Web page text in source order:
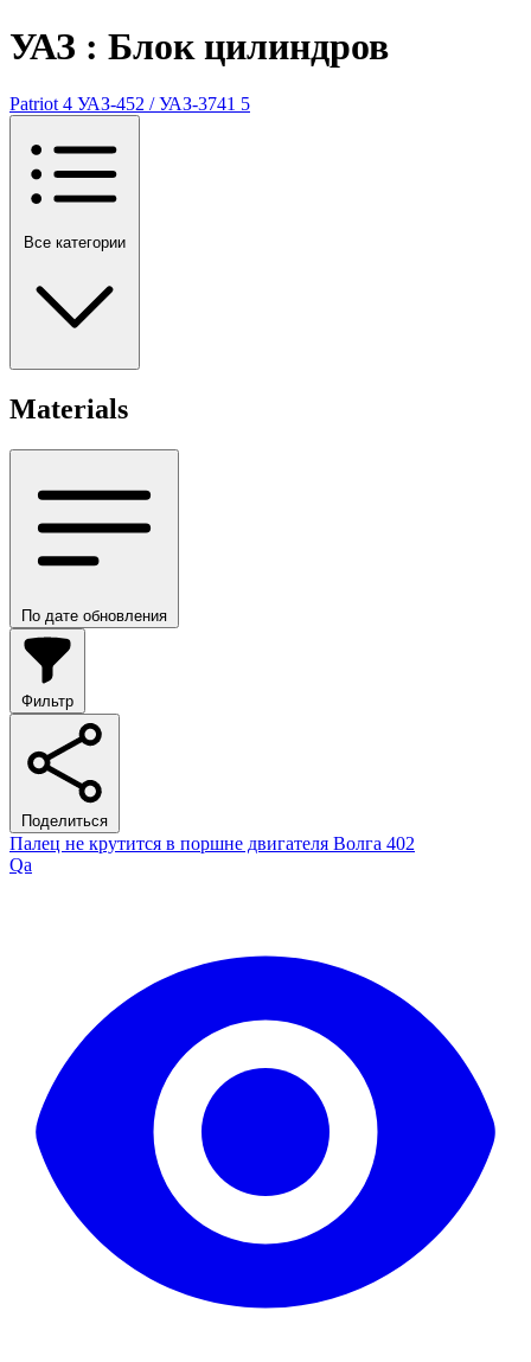
УАЗ : Блок цилиндров
Patriot 4 УАЗ-452 / УАЗ-3741 5
Все категории
Materials
По дате обновления
Фильтр
Поделиться
Палец не крутится в поршне двигателя Волга 402
Qa